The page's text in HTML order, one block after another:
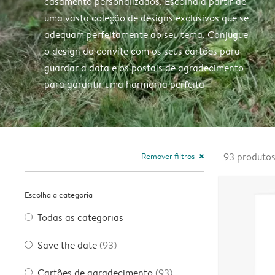
uma vasta coleção de designs exclusivos que se
adequam perfeitamente ao seu tema. Conjugue
o design do convite com os seus cartões para
guardar a data e os postais de agradecimento
para garantir uma harmonia perfeita
Remover filtros close
Escolha a categoria
Todas as categorias
Save the date (93)
93 produtos